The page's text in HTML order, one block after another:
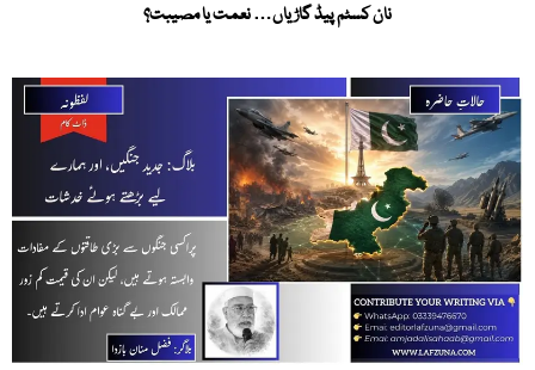
نان کسٹم پیڈ گاڑیاں… نعمت یا مصیبت؟